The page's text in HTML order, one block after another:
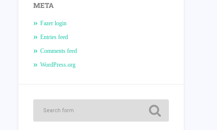
META
Fazer login
Entries feed
Comments feed
WordPress.org